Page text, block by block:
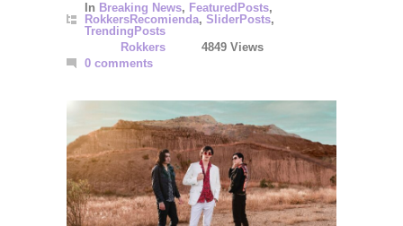
In Breaking News, FeaturedPosts,
RokkersRecomienda, SliderPosts,
TrendingPosts
Rokkers
4849 Views
0 comments